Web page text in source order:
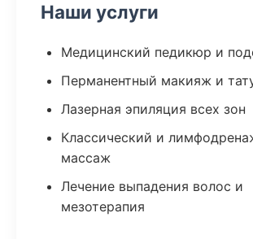
Наши услуги
Медицинский педикюр и
Перманентный макияж и
Лазерная эпиляция всех зон
Классический и
массаж
Лечение выпадения волос и
мезотерапия